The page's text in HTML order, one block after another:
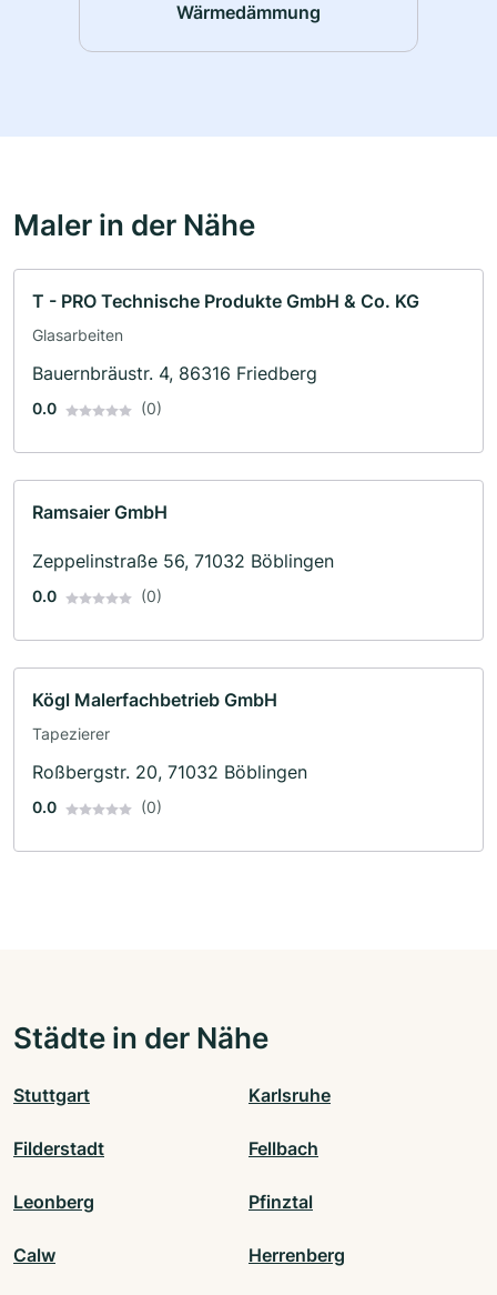
Wärmedämmung
Maler in der Nähe
T - PRO Technische Produkte GmbH & Co. KG
Glasarbeiten
Bauernbräustr. 4, 86316 Friedberg
0.0 (0)
Ramsaier GmbH
Zeppelinstraße 56, 71032 Böblingen
0.0 (0)
Kögl Malerfachbetrieb GmbH
Tapezierer
Roßbergstr. 20, 71032 Böblingen
0.0 (0)
Städte in der Nähe
Stuttgart Karlsruhe
Filderstadt Fellbach
Leonberg Pfinztal
Calw Herrenberg